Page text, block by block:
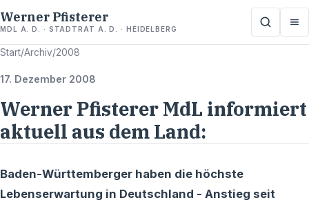
Werner Pfisterer
MDL A. D. · STADTRAT A. D. · HEIDELBERG
Start/Archiv/2008
17. Dezember 2008
Werner Pfisterer MdL informiert
aktuell aus dem Land:
Baden-Württemberger haben die höchste
Lebenserwartung in Deutschland - Anstieg seit